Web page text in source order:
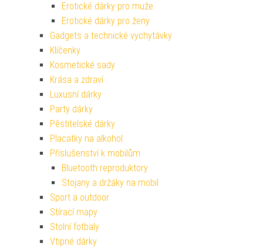
Erotické dárky pro muže
Erotické dárky pro ženy
Gadgets a technické vychytávky
Klíčenky
Kosmetické sady
Krása a zdraví
Luxusní dárky
Party dárky
Pěstitelské dárky
Placatky na alkohol
Příslušenství k mobilům
Bluetooth reproduktory
Stojany a držáky na mobil
Sport a outdoor
Stírací mapy
Stolní fotbaly
Vtipné dárky